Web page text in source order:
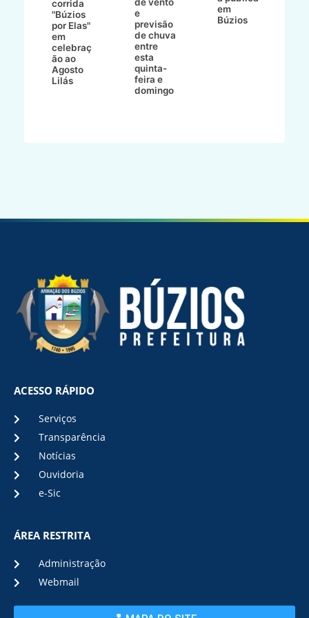
corrida
"Búzios
por Elas"
em
celebraç
ão ao
Agosto
Lilás
de vento
e
previsão
de chuva
entre
esta
quinta-
feira e
domingo
em
Búzios
ACESSO RÁPIDO
Serviços
Transparência
Notícias
Ouvidoria
e-Sic
ÁREA RESTRITA
Administração
Webmail